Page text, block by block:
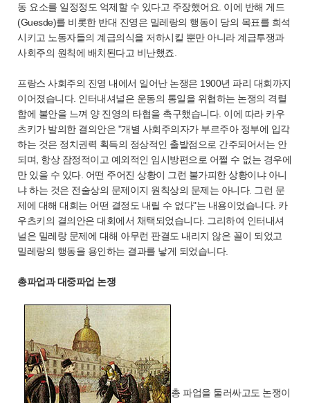
동 요소를 일정정도 억제할 수 있다고 주장했어요. 이에 반해 게드
(Guesde)를 비롯한 반대 진영은 밀레랑의 행동이 당의 목표를 희석
시키고 노동자들의 계급의식을 저하시킬 뿐만 아니라 계급투쟁과
사회주의 원칙에 배치된다고 비난했죠.
프랑스 사회주의 진영 내에서 일어난 논쟁은 1900년 파리 대회까지
이어졌습니다. 인터내셔널은 운동의 통일을 위협하는 논쟁의 격렬
함에 불안을 느껴 양 진영의 타협을 촉구했습니다. 이에 따라 카우
츠키가 발의한 결의안은 "개별 사회주의자가 부르주아 정부에 입각
하는 것은 정치권력 획득의 정상적인 출발점으로 간주되어서는 안
되며, 항상 잠정적이고 예외적인 임시방편으로 어쩔 수 없는 경우에
만 있을 수 있다. 어떤 주어진 상황이 그런 불가피한 상황이냐 아니
냐 하는 것은 전술상의 문제이지 원칙상의 문제는 아니다. 그런 문
제에 대해 대회는 어떤 결정도 내릴 수 없다"는 내용이었습니다. 카
우츠키의 결의안은 대회에서 채택되었습니다. 그리하여 인터내셔
널은 밀레랑 문제에 대해 아무런 판결도 내리지 않은 꼴이 되었고
밀레랑의 행동을 용인하는 결과를 낳게 되었습니다.
총파업과 대중파업 논쟁
총 파업을 둘러싸고도 논쟁이